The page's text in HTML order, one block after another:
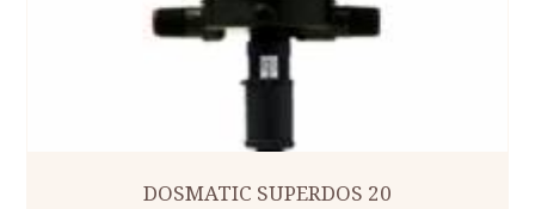
DOSMATIC SUPERDOS 20